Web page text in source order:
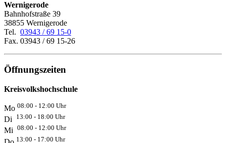
Wernigerode
Bahnhofstraße 39
38855 Wernigerode
Tel. 03943 / 69 15-0
Fax. 03943 / 69 15-26
Öffnungszeiten
Kreisvolkshochschule
Mo 08:00 - 12:00 Uhr
Di 13:00 - 18:00 Uhr
Mi 08:00 - 12:00 Uhr
13:00 - 17:00 Uhr